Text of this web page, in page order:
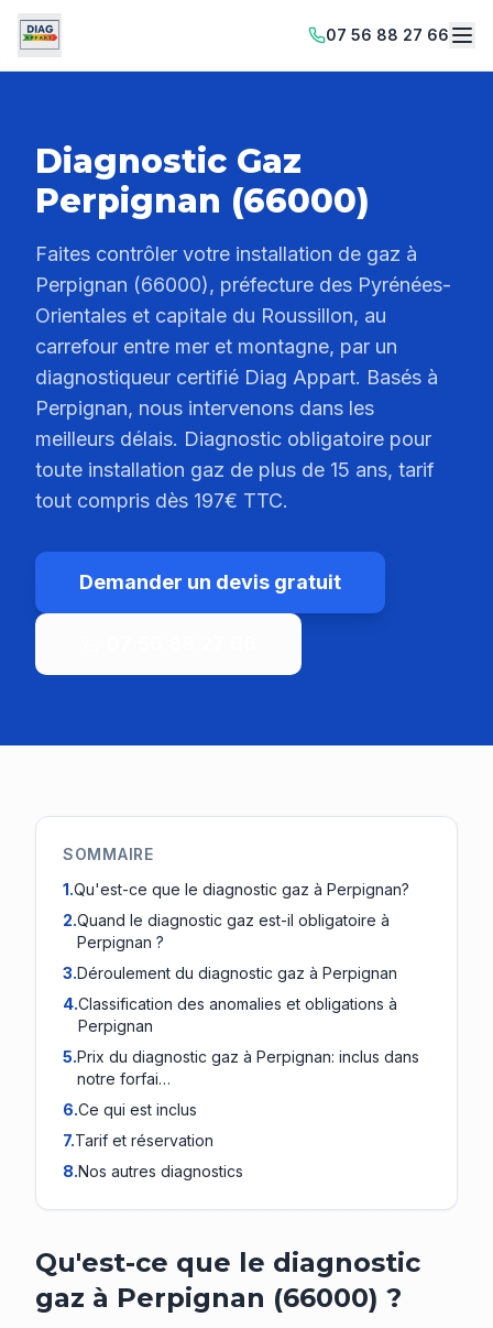
07 56 88 27 66
Diagnostic Gaz
Perpignan (66000)
Faites contrôler votre installation de gaz à
Perpignan (66000), préfecture des Pyrénées-
Orientales et capitale du Roussillon, au
carrefour entre mer et montagne, par un
diagnostiqueur certifié Diag Appart. Basés à
Perpignan, nous intervenons dans les
meilleurs délais. Diagnostic obligatoire pour
toute installation gaz de plus de 15 ans, tarif
tout compris dès 197€ TTC.
Demander un devis gratuit
SOMMAIRE
1.Qu'est-ce que le diagnostic gaz à Perpignan?
2.Quand le diagnostic gaz est-il obligatoire à
Perpignan ?
3.Déroulement du diagnostic gaz à Perpignan
4.Classification des anomalies et obligations à
Perpignan
5.Prix du diagnostic gaz à Perpignan: inclus dans
notre forfai…
6.Ce qui est inclus
7.Tarif et réservation
8.Nos autres diagnostics
Qu'est-ce que le diagnostic
gaz à Perpignan (66000) ?